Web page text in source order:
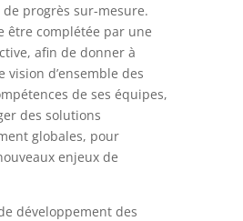
progrès sur-mesure.
être complétée par une
afin de donner à
vision d’ensemble des
de ses équipes,
des solutions
globales, pour
enjeux de
développement des